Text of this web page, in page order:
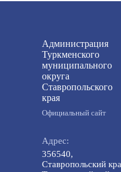
Администрация
Туркменского
муниципального
округа
Ставропольского
края
Официальный сайт
Адрес:
356540,
Ставропольский